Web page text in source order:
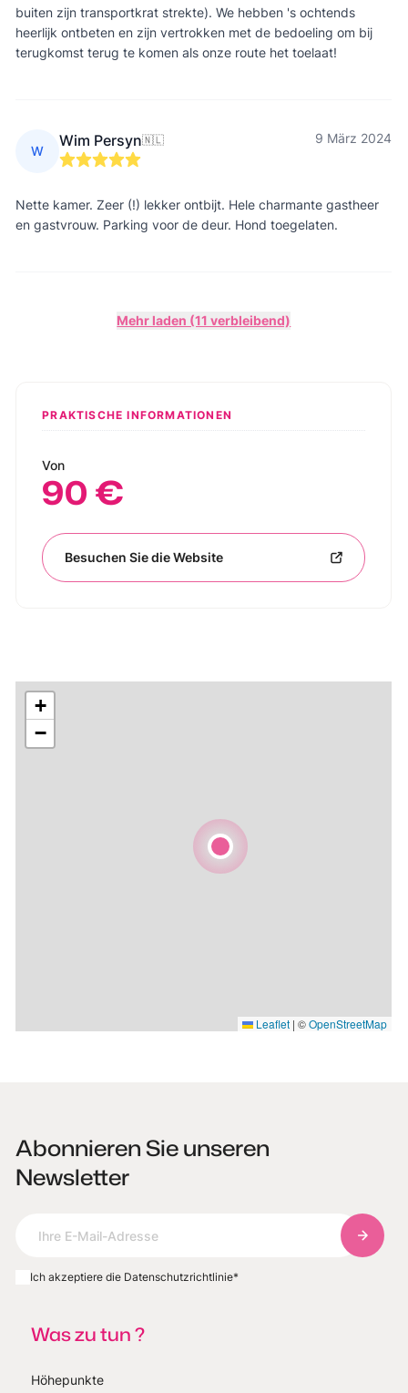
buiten zijn transportkrat strekte). We hebben 's ochtends
heerlijk ontbeten en zijn vertrokken met de bedoeling om bij
terugkomst terug te komen als onze route het toelaat!
W
Wim Persyn🇳🇱 9 März 2024
Nette kamer. Zeer (!) lekker ontbijt. Hele charmante gastheer
en gastvrouw. Parking voor de deur. Hond toegelaten.
Mehr laden (11 verbleibend)
PRAKTISCHE INFORMATIONEN
Von
90 €
Besuchen Sie die Website
+
−
Leaflet | ©OpenStreetMap
Abonnieren Sie unseren
Newsletter
Ich akzeptiere die Datenschutzrichtlinie*
Was zu tun ?
Höhepunkte